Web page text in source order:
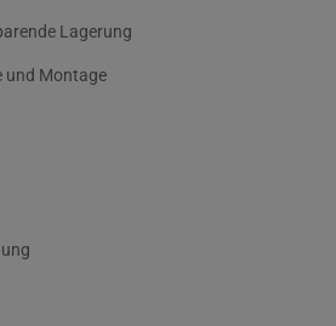
Lagerung
und Montage